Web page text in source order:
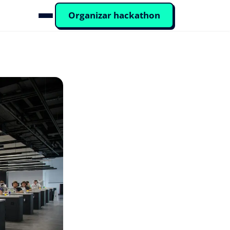
Organizar hackathon